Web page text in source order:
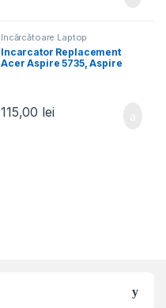
Încărcătoare Laptop
Incarcator Replacement
Acer Aspire 5735, Aspire
5737G
115,00 lei